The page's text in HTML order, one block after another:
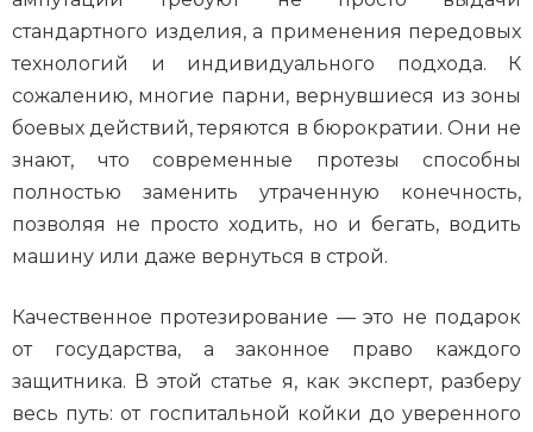
стандартного изделия, а применения передовых
технологий и индивидуального подхода. К
сожалению, многие парни, вернувшиеся из зоны
боевых действий, теряются в бюрократии. Они не
знают, что современные протезы способны
полностью заменить утраченную конечность,
позволяя не просто ходить, но и бегать, водить
машину или даже вернуться в строй.
Качественное протезирование — это не подарок
от государства, а законное право каждого
защитника. В этой статье я, как эксперт, разберу
весь путь: от госпитальной койки до уверенного